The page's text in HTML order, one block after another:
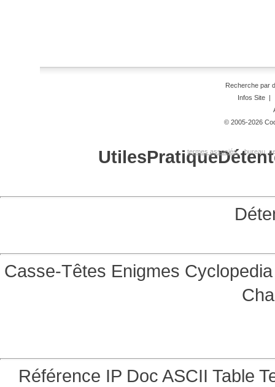
Recherche par
Infos Site|
© 2005-2026
termes associés: bureau,
UtilesPratique
Casse-Têtes Enigmes
Référence IP Doc ASCII Table